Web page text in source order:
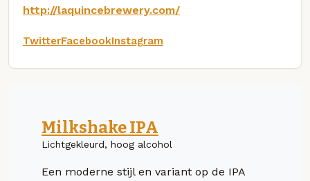
http://laquincebrewery.com/
TwitterFacebookInstagram
Milkshake IPA
Lichtgekleurd, hoog alcohol
Een moderne stijl en variant op de IPA